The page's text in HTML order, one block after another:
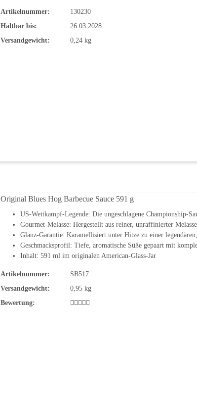
Artikelnummer:
130230
Haltbar bis:
26.03.2028
Versandgewicht:
0,24 kg
Original Blues Hog Barbecue Sauce 591 g
US-Wettkampf-Legende: Die ungeschlagene Championship-
Gourmet-Melasse: Hergestellt aus reiner, unraffinierter
Glanz-Garantie: Karamellisiert unter Hitze zu einer
Geschmacksprofil: Tiefe, aromatische Süße gepaart mit
Inhalt: 591 ml im originalen American-Glass-Jar
Artikelnummer:
SB517
Versandgewicht:
0,95 kg
Bewertung: